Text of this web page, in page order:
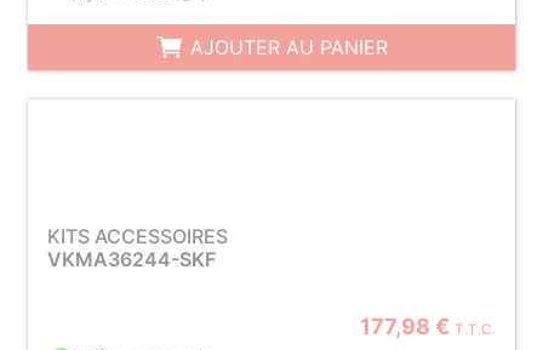
AJOUTER AU PANIER
KITS ACCESSOIRES
VKMA36244-SKF
177,98 € T.T.C.